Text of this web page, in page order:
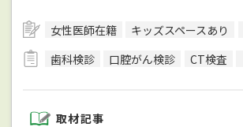
女性医師在籍 キッズスペースあり
歯科検診
口腔がん検診 CT検査
取材記事